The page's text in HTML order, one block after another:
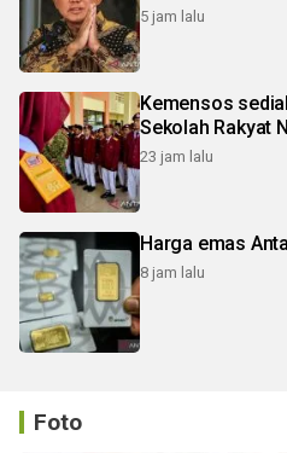
5 jam lalu
Kemensos
Sekolah Rakyat
23 jam lalu
Harga emas
8 jam lalu
Foto